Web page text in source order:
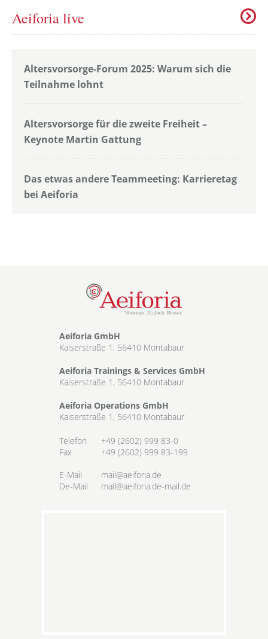
Aeiforia live
Altersvorsorge-Forum 2025: Warum sich die
Teilnahme lohnt
Altersvorsorge für die zweite Freiheit –
Keynote Martin Gattung
Das etwas andere Teammeeting: Karrieretag
bei Aeiforia
Aeiforia GmbH
Kaiserstraße 1, 56410 Montabaur
Aeiforia Trainings & Services GmbH
Kaiserstraße 1, 56410 Montabaur
Aeiforia Operations GmbH
Kaiserstraße 1, 56410 Montabaur
Telefon
+49 (2602) 999 83-0
Fax
+49 (2602) 999 83-199
E-Mail
mail@aeiforia.de
De-Mail
mail@aeiforia.de-mail.de